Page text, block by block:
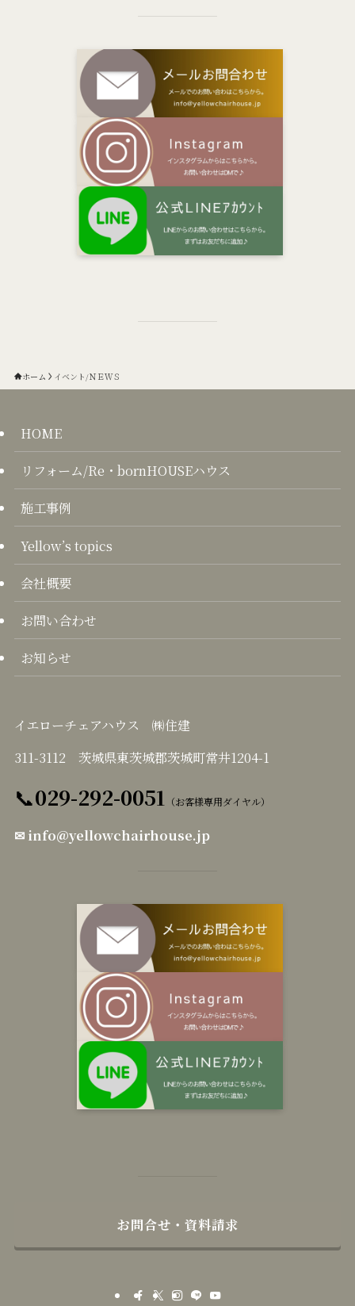
ホーム イベント/ＮＥＷＳ
HOME
リフォーム/Re・bornHOUSEハウス
施工事例
Yellow’s topics
会社概要
お問い合わせ
お知らせ
イエローチェアハウス ㈱住建
311-3112 茨城県東茨城郡茨城町常井1204-1
📞029-292-0051 （お客様専用ダイヤル）
✉ info@yellowchairhouse.jp
お問合せ・資料請求